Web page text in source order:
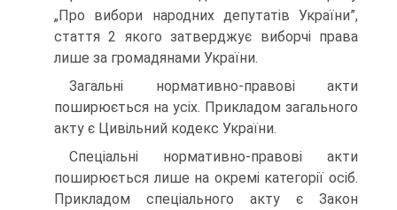
„Про вибори народних депутатів України”,
стаття 2 якого затверджує виборчі права
лише за громадянами України.
Загальні нормативно-правові акти
поширюється на усіх. Прикладом загального
акту є Цивільний кодекс України.
Спеціальні нормативно-правові акти
поширюється лише на окремі категорії осіб.
Прикладом спеціального акту є Закон